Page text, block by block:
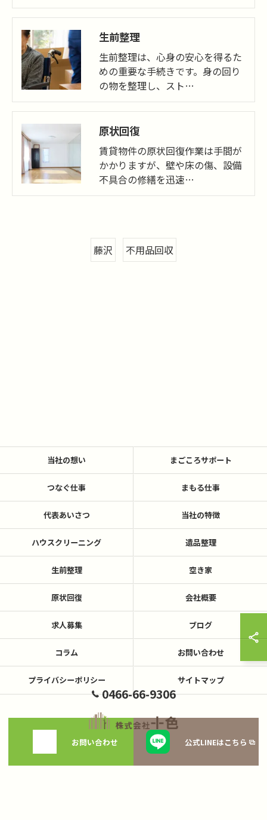
生前整理
生前整理は、心身の安心を得るた
めの重要な手続きです。身の回り
の物を整理し、スト…
原状回復
賃貸物件の原状回復作業は手間が
かかりますが、壁や床の傷、設備
不具合の修繕を迅速…
藤沢 不用品回収
0466-66-9306
お問い合わせ 公式LINEはこちら
当社の想い まごころサポート
つなぐ仕事 まもる仕事
代表あいさつ 当社の特徴
ハウスクリーニング 遺品整理
生前整理 空き家
原状回復 会社概要
求人募集 ブログ
コラム お問い合わせ
プライバシーポリシー サイトマップ
© 2026 神奈川県藤沢の不用品回収なら株式会社十色 ALL RIGHTS RESERVED.